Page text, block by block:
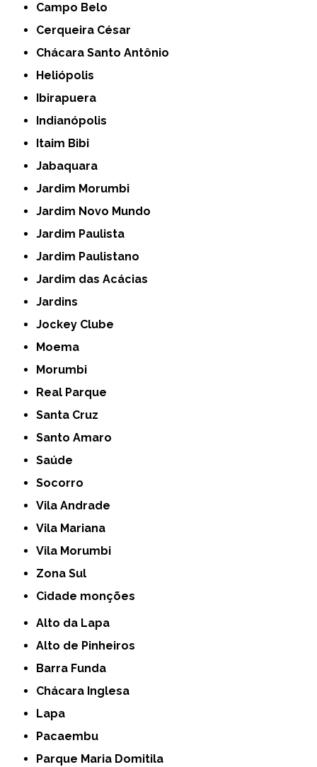
Campo Belo
Cerqueira César
Chácara Santo Antônio
Heliópolis
Ibirapuera
Indianópolis
Itaim Bibi
Jabaquara
Jardim Morumbi
Jardim Novo Mundo
Jardim Paulista
Jardim Paulistano
Jardim das Acácias
Jardins
Jockey Clube
Moema
Morumbi
Real Parque
Santa Cruz
Santo Amaro
Saúde
Socorro
Vila Andrade
Vila Mariana
Vila Morumbi
Zona Sul
cidade monções
Alto da Lapa
Alto de Pinheiros
Barra Funda
Chácara Inglesa
Lapa
Pacaembu
Parque Maria Domitila